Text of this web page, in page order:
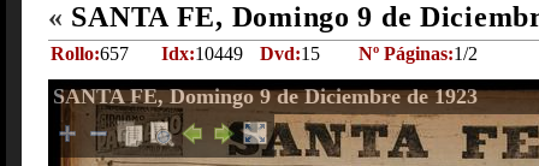
« SANTA FE, Domingo 9 de
Rollo:657 Idx:10449 Dvd:15 Nº Páginas:1/2
SANTA FE, Domingo 9 de Diciembre de 1923